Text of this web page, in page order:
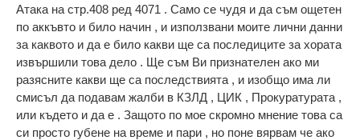
Атака на стр.408 ред 4071 . Само се чудя и да съм ощетен
по аккъвто и било начин , и използвани моите лични данни
за каквото и да е било какви ще са последиците за хората
извършили това дело . Ще съм Ви признателен ако ми
разясните какви ще са последствията , и изобщо има ли
смисъл да подавам жалби в КЗЛД , ЦИК , Прокуратурата ,
или където и да е . Защото по мое скромно мнение това са
си просто губене на време и пари , но поне вярвам че ако